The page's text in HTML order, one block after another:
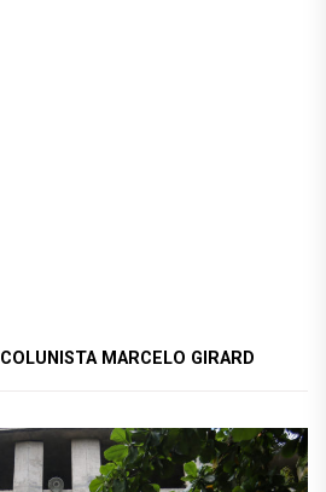
COLUNISTA MARCELO GIRARD